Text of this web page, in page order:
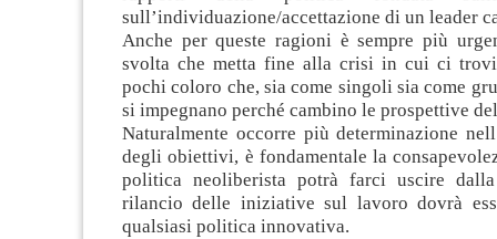
sull’individuazione/accettazione di un leader
Anche per queste ragioni è sempre più
svolta che metta fine alla crisi in cui ci
pochi coloro che, sia come singoli sia come
si impegnano perché cambino le prospettive
Naturalmente occorre più determinazione
degli obiettivi, è fondamentale la
politica neoliberista potrà farci uscire
rilancio delle iniziative sul lavoro dovrà
qualsiasi politica innovativa.